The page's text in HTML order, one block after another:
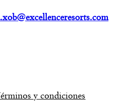
y condiciones